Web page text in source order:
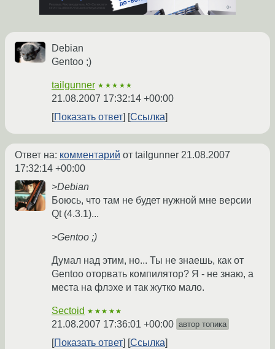
Debian
Gentoo ;)
tailgunner ★★★★★
21.08.2007 17:32:14 +00:00
Показать ответ
Ссылка
Ответ на: комментарий от tailgunner 21.08.2007
17:32:14 +00:00
>Debian
Боюсь, что там не будет нужной мне версии
Qt (4.3.1)...
>Gentoo ;)
Думал над этим, но... Ты не знаешь, как от
Gentoo оторвать компилятор? Я - не знаю, а
места на флэхе и так жутко мало.
Sectoid ★★★★★
21.08.2007 17:36:01 +00:00 автор топика
Показать ответ Ссылка